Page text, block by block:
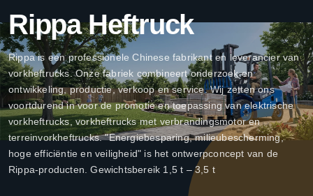
Rippa Heftruck
Rippa is een professionele Chinese fabrikant en leverancier van
vorkheftrucks. Onze fabriek combineert onderzoek en
ontwikkeling, productie, verkoop en service. Wij zetten ons
voortdurend in voor de promotie en toepassing van elektrische
vorkheftrucks, vorkheftrucks met verbrandingsmotor en
terreinvorkheftrucks. "Energiebesparing, milieubescherming,
hoge efficiëntie en veiligheid" is het ontwerpconcept van de
Rippa-producten. Gewichtsbereik 1,5 t – 3,5 t